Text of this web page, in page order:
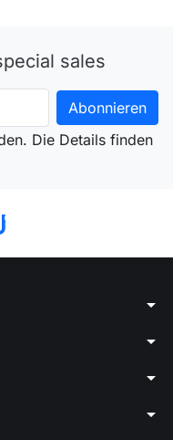
sales
Die Details finden
arrow_drop_down
arrow_drop_down
arrow_drop_down
arrow_drop_down